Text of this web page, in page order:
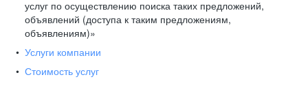
услуг по осуществлению поиска таких предложений,
объявлений (доступа к таким предложениям,
объявлениям)»
Услуги компании
Стоимость услуг